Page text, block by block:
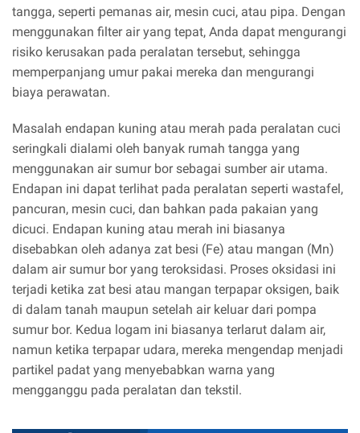
tangga, seperti pemanas air, mesin cuci, atau pipa. Dengan
menggunakan filter air yang tepat, Anda dapat mengurangi
risiko kerusakan pada peralatan tersebut, sehingga
memperpanjang umur pakai mereka dan mengurangi
biaya perawatan.
Masalah endapan kuning atau merah pada peralatan cuci
seringkali dialami oleh banyak rumah tangga yang
menggunakan air sumur bor sebagai sumber air utama.
Endapan ini dapat terlihat pada peralatan seperti wastafel,
pancuran, mesin cuci, dan bahkan pada pakaian yang
dicuci. Endapan kuning atau merah ini biasanya
disebabkan oleh adanya zat besi (Fe) atau mangan (Mn)
dalam air sumur bor yang teroksidasi. Proses oksidasi ini
terjadi ketika zat besi atau mangan terpapar oksigen, baik
di dalam tanah maupun setelah air keluar dari pompa
sumur bor. Kedua logam ini biasanya terlarut dalam air,
namun ketika terpapar udara, mereka mengendap menjadi
partikel padat yang menyebabkan warna yang
mengganggu pada peralatan dan tekstil.